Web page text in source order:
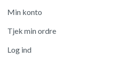
Min konto
Tjek min ordre
Log ind